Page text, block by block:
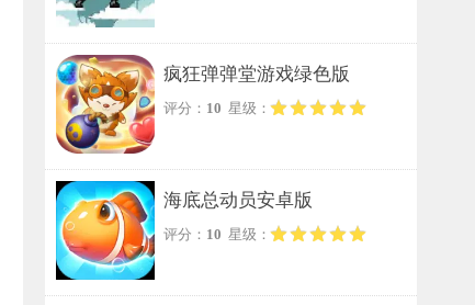
疯狂弹弹堂游戏绿色版
评分： 10 星级：
海底总动员安卓版
评分： 10 星级：